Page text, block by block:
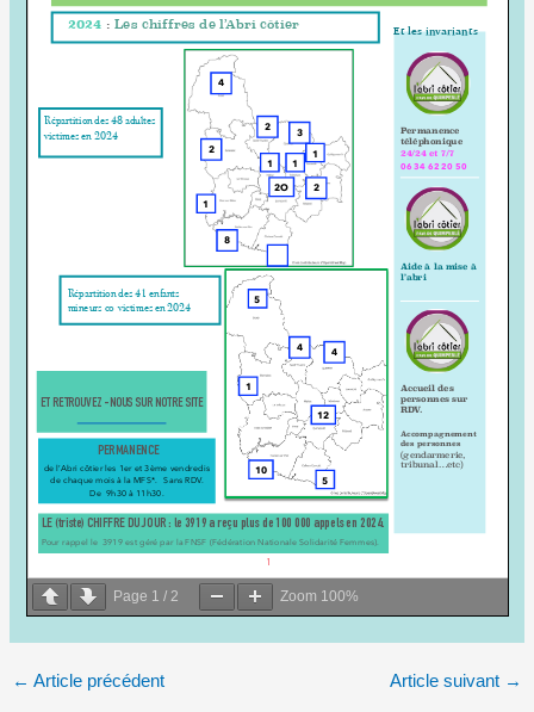
Page 1 /2 Zoom 100%
← Article précédent Article suivant →